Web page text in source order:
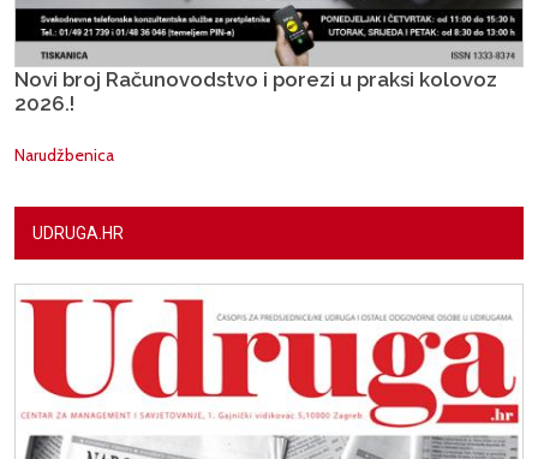
Novi broj Računovodstvo i porezi u praksi kolovoz
2026.!
Narudžbenica
UDRUGA.HR